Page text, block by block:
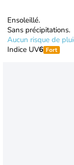
Ensoleillé.
Sans précipitations.
Aucun risque de
Indice UV6 Fort